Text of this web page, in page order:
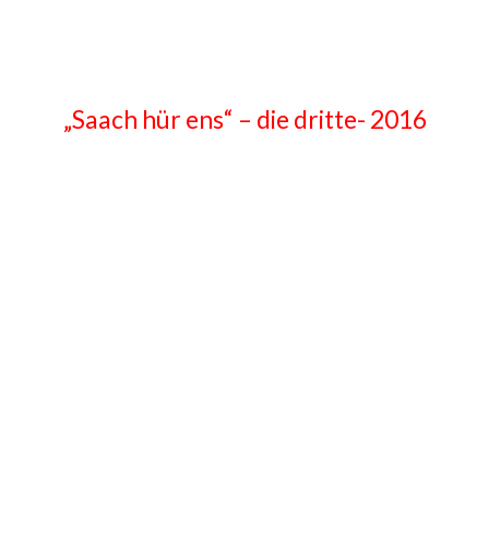
„Saach hür ens“ – die dritte- 2016